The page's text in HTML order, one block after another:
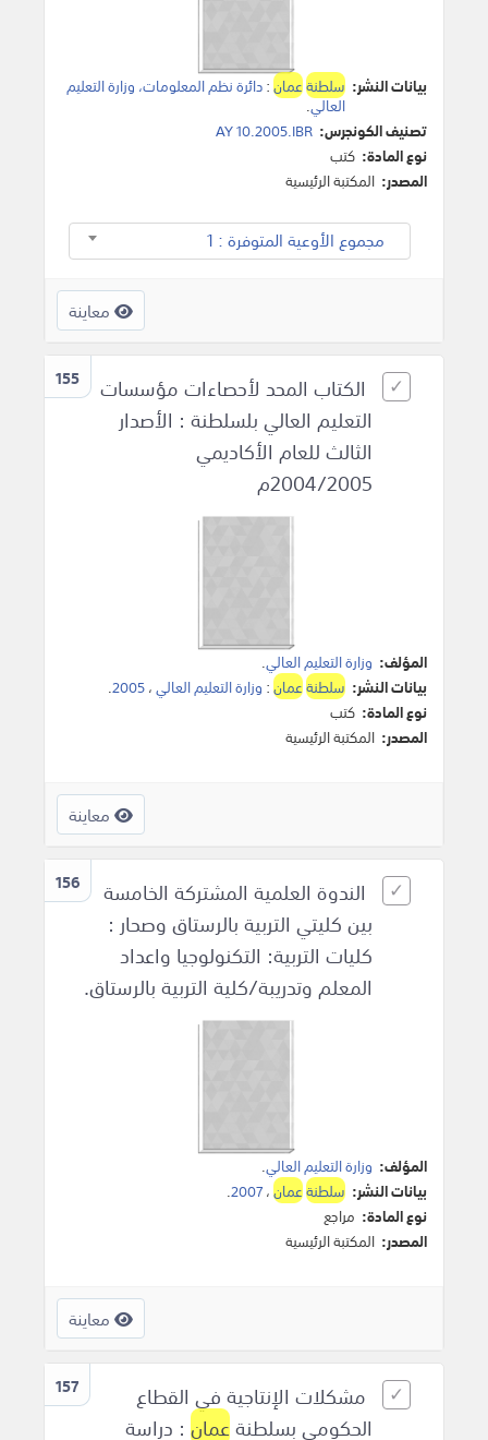
بيانات النشر: سلطنةعمان:دائرة نظم المعلومات، وزارة التعليم
العالي.
تصنيف الكونجرس: AY 10.2005.IBR
نوع المادة: كتب
المصدر: المكتبة الرئيسية
مجموع الأوعية المتوفرة : 1
معاينة
155
الكتاب المحد لأحصاءات مؤسسات
التعليم العالي بلسلطنة : الأصدار
الثالث للعام الأكاديمي
2004/2005م
المؤلف: وزارة التعليم العالي.
بيانات النشر: سلطنةعمان: وزارة التعليم العالي،2005
.
نوع المادة: كتب
المصدر: المكتبة الرئيسية
معاينة
156
الندوة العلمية المشتركة الخامسة
بين كليتي التربية بالرستاق وصحار :
كليات التربية: التكنولوجيا واعداد
المعلم وتدريبة/كلية التربية بالرستاق.
المؤلف: وزارة التعليم العالي.
بيانات النشر: سلطنةعمان،2007
.
نوع المادة: مراجع
المصدر: المكتبة الرئيسية
معاينة
157
مشكلات الإنتاجية في القطاع
الحكومي بسلطنةعمان : دراسة